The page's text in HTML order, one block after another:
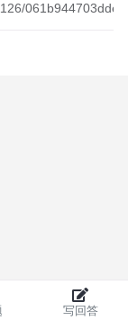
写回答